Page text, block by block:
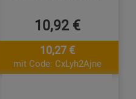
10,92 €
10,27 €
mit Code: CxLyh2Ajne